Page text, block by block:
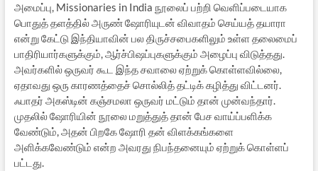
அமைப்பு, Missionaries in India நூலைப் பற்றி வெளிப்படையாக
பொதுத் தளத்தில் அருண் ஷோரியுடன் விவாதம் செய்யத் தயாரா
என்று கேட்டு இந்தியாவின் பல திருச்சபைகளிலும் உள்ள தலைமைப்
பாதிரியார்களுக்கும், ஆர்ச்பிஷப்புகளுக்கும் அழைப்பு விடுத்தது.
அவர்களில் ஒருவர் கூட இந்த சவாலை ஏற்றுக் கொள்ளவில்லை,
ஏதாவது ஒரு காரணத்தைச் சொல்லித் தட்டிக் கழித்து விட்டனர்.
ஃபாதர் அகஸ்டின் கஞ்சமலா ஒருவர் மட்டும் தான் முன்வந்தார்.
முதலில் ஷோரியின் நூலை மறுத்துத் தான் பேச வாய்ப்பளிக்க
வேண்டும், அதன் பிறகே ஷோரி தன் விளக்கங்களை
அளிக்கவேண்டும் என்ற அவரது நிபந்தனையும் ஏற்றுக் கொள்ளப்
பட்டது.